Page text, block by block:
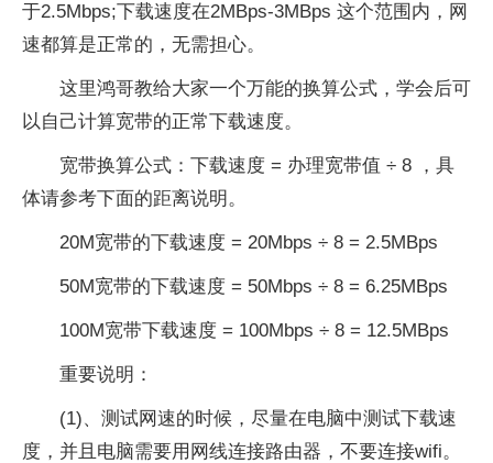
于2.5Mbps;下载速度在2MBps-3MBps 这个范围内，网
速都算是正常的，无需担心。
这里鸿哥教给大家一个万能的换算公式，学会后可
以自己计算宽带的正常下载速度。
宽带换算公式：下载速度 = 办理宽带值 ÷ 8 ，具
体请参考下面的距离说明。
20M宽带的下载速度 = 20Mbps ÷ 8 = 2.5MBps
50M宽带的下载速度 = 50Mbps ÷ 8 = 6.25MBps
100M宽带下载速度 = 100Mbps ÷ 8 = 12.5MBps
重要说明：
(1)、测试网速的时候，尽量在电脑中测试下载速
度，并且电脑需要用网线连接路由器，不要连接wifi。